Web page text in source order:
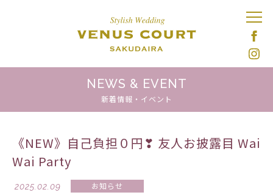
NEWS & EVENT
新着情報・イベント
《NEW》自己負担０円❣ 友人お披露目 Wai
Wai Party
2025.02.09 お知らせ